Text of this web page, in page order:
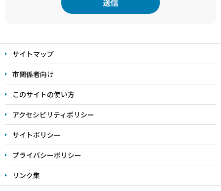
文
こ
こ
ま
で
サイトマップ
市関係者向け
このサイトの使い方
アクセシビリティポリシー
サイトポリシー
プライバシーポリシー
リンク集